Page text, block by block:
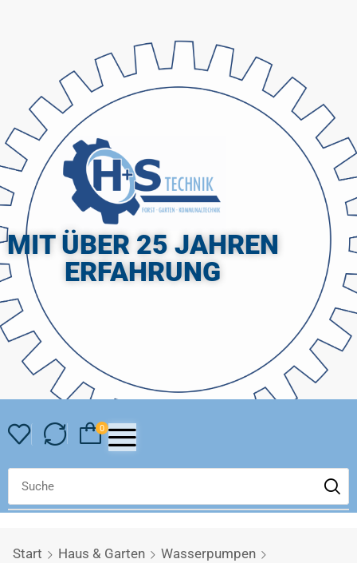
MIT ÜBER 25 JAHREN
ERFAHRUNG
0
Start Haus & Garten Wasserpumpen